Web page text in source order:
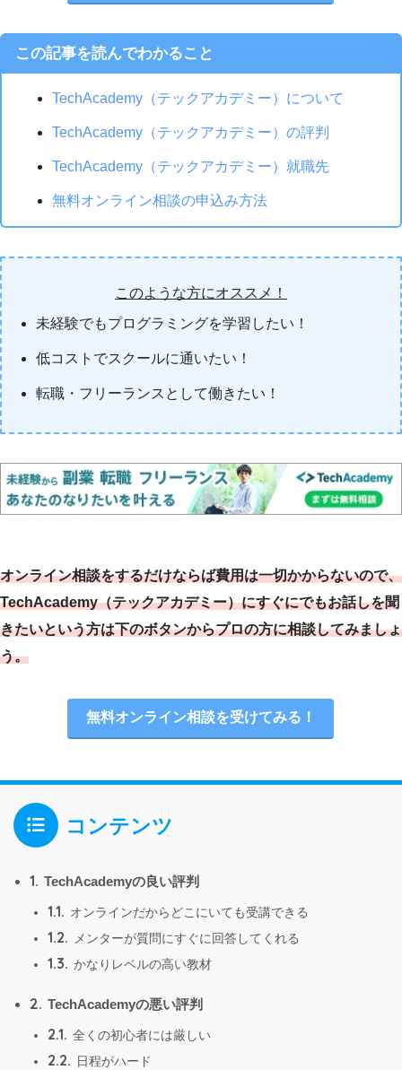
この記事を読んでわかること
TechAcademy（テックアカデミー）について
TechAcademy（テックアカデミー）の評判
TechAcademy（テックアカデミー）就職先
無料オンライン相談の申込み方法
このような方にオススメ！
未経験でもプログラミングを学習したい！
低コストでスクールに通いたい！
転職・フリーランスとして働きたい！
オンライン相談をするだけならば費用は一切かからないので、
TechAcademy（テックアカデミー）にすぐにでもお話しを聞
きたいという方は下のボタンからプロの方に相談してみましょ
う。
無料オンライン相談を受けてみる！
コンテンツ
1. TechAcademyの良い評判
1.1. オンラインだからどこにいても受講できる
1.2. メンターが質問にすぐに回答してくれる
1.3. かなりレベルの高い教材
2. TechAcademyの悪い評判
2.1. 全くの初心者には厳しい
2.2. 日程がハード